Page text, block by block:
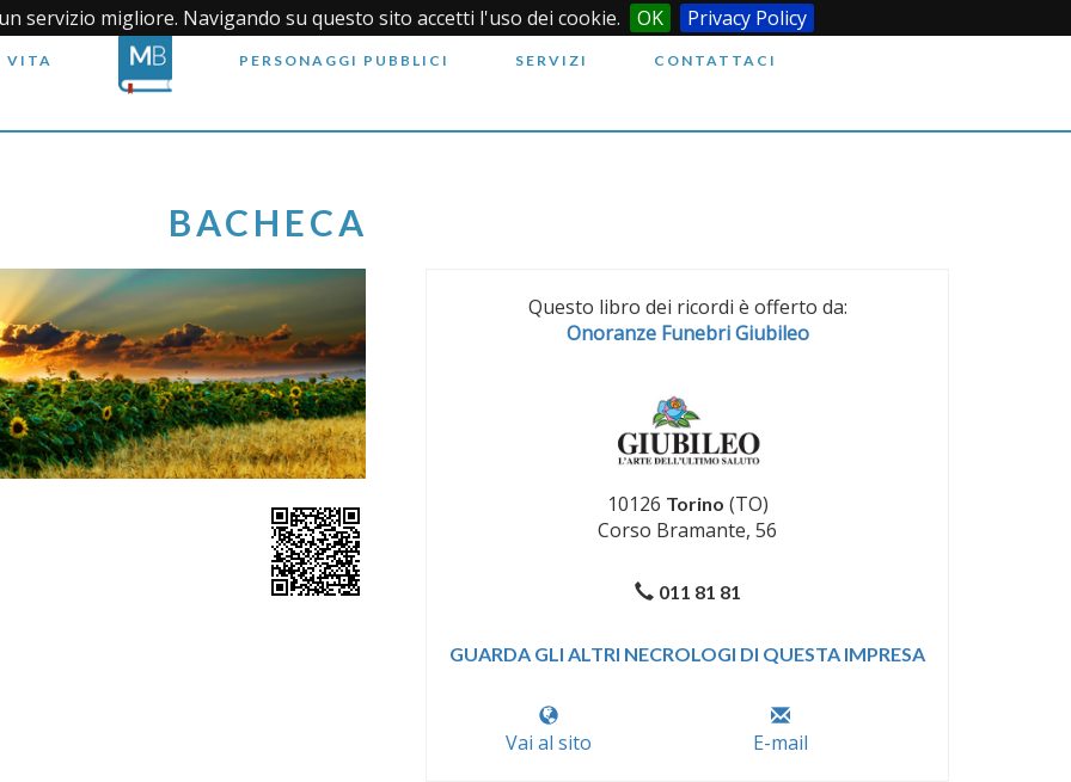
servizio migliore. Navigando su questo sito accetti l'uso dei cookie. OK Privacy Policy
VITA PERSONAGGI PUBBLICI SERVIZI CONTATTACI
BACHECA
Questo libro dei ricordi è offerto da:
Onoranze Funebri Giubileo
10126 Torino (TO)
Corso Bramante, 56
011 81 81
GUARDA GLI ALTRI NECROLOGI DI QUESTA IMPRESA
Vai al sito E-mail